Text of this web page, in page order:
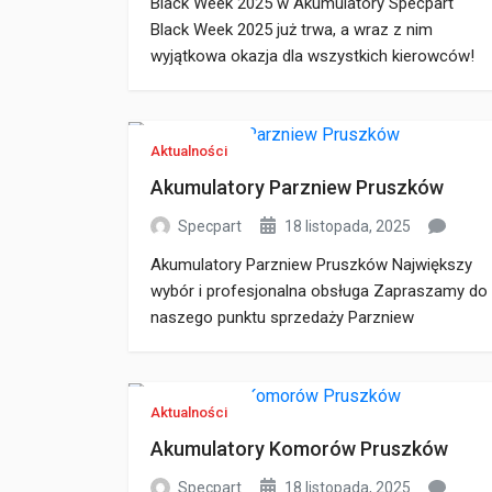
Black Week 2025 już trwa, a wraz z nim
wyjątkowa okazja dla wszystkich kierowców!
akumulatora do Twojego samochodu
osobowego będzie prostszy i tańszy niż
kiedykolwiek. Skorzystaj z kodu rabatowego
„akumulator” Chcesz wymienić akumulator w
swoim aucie i nie przepłacać? To […]
Aktualności
Akumulatory Parzniew Pruszków
Specpart 18 listopada, 2025
Akumulatory Parzniew Pruszków Największy
wybór i profesjonalna obsługa Zapraszamy do
naszego punktu sprzedaży Parzniew
samochodowych, a nasza obsługa
akumulatorów w Komorów
Pruszków specjalizuje się w kompleksowej
obsłudze, od diagnostyki po wymianę i montaż
Aktualności
Akumulatory Komorów Pruszków
Specpart 18 listopada, 2025